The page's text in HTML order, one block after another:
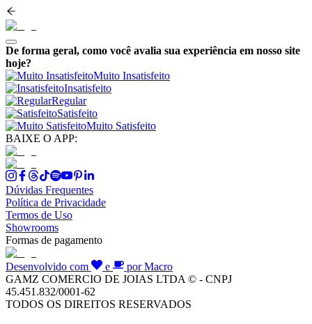
De forma geral, como você avalia sua experiência em nosso site
hoje?
Muito Insatisfeito
Insatisfeito
Regular
Satisfeito
Muito Satisfeito
BAIXE O APP:
Dúvidas Frequentes
Política de Privacidade
Termos de Uso
Showrooms
Formas de pagamento
Desenvolvido com e
por Macro
GAMZ COMERCIO DE JOIAS LTDA © - CNPJ
45.451.832/0001-62
TODOS OS DIREITOS RESERVADOS